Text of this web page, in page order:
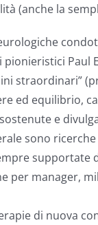
(anche la
straordinari”
ed equilibrio,
e
sono
manager,
di nuova